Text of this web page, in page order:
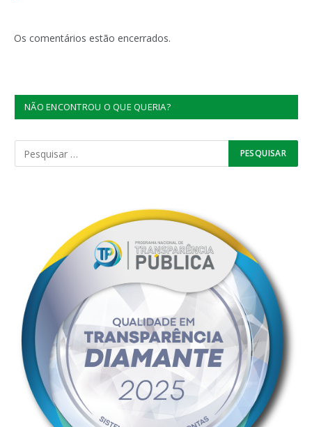
Os comentários estão encerrados.
NÃO ENCONTROU O QUE QUERIA?